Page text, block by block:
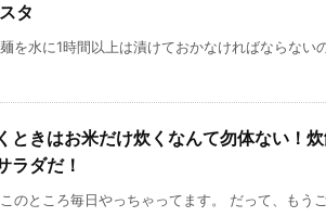
タ
を水に1時間以上は漬けておかなければならない
ときはお米だけ炊くなんて勿体ない！
ラダだ！
のところ毎日やっちゃってます。 だって、もう